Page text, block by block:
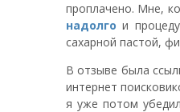
проплачено. Мне,
надолго и
сахарной пастой,
В отзыве была
интернет
я уже потом